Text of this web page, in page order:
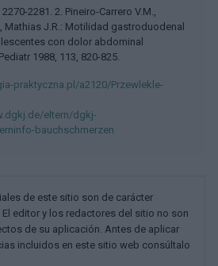
2281. 2. Pineiro-Carrero V.M.,
Mathias J.R.: Motilidad gastroduodenal
con dolor abdominal
1988, 113, 820-825.
praktyczna.pl/a2120/Przewlekle-
eltern/dgkj-
bauchschmerzen
de este sitio son de carácter
editor y los redactores del sitio no son
de su aplicación. Antes de aplicar
incluidos en este sitio web consúltalo